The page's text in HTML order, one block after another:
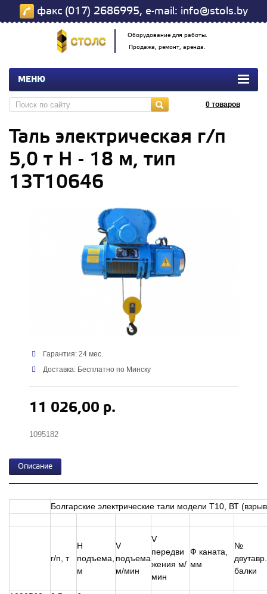
факс (017) 2686995, e-mail: info@stols.by
Оборудование для работы.
Продажа, ремонт, аренда.
МЕНЮ
0 товаров
Таль электрическая г/п
5,0 т Н - 18 м, тип
13Т10646
Гарантия: 24 мес.
Доставка: Бесплатно по Минску
11 026,00 р.
1095182
Описание
Болгарские электрические тали модели T10, ВТ
г/п, т
H
подъема,
м
V
подъема
м/мин
V
передви
жения м/
мин
Ф каната,
мм
№
двутавр.
балки